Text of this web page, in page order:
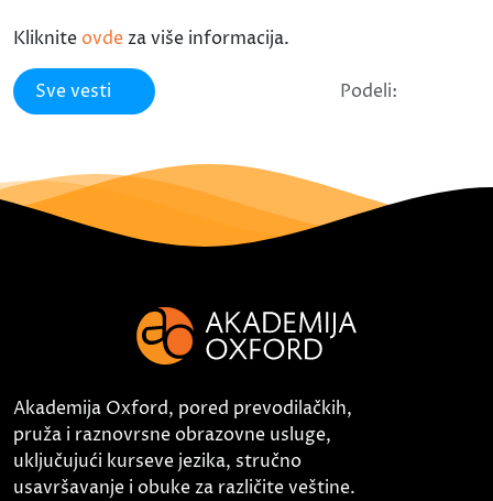
Kliknite ovde za više informacija.
Sve vesti Podeli:
Akademija Oxford, pored prevodilačkih,
pruža i raznovrsne obrazovne usluge,
uključujući kurseve jezika, stručno
usavršavanje i obuke za različite veštine.